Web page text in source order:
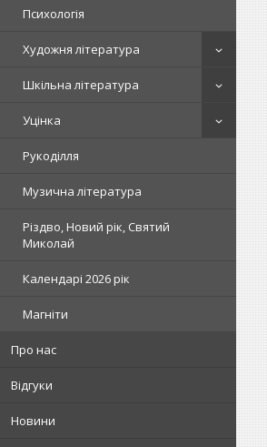
Психологія
Художня література
Шкільна література
Уцінка
Рукоділля
Музична література
Різдво, Новий рік, Святий
Миколай
Календарі 2026 рік
Магніти
Про нас
Відгуки
Новини